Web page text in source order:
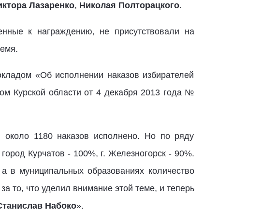
Лазаренко, Николая Полторацкого.
к награждению, не присутствовали на
«Об исполнении наказов избирателей
Курской области от 4 декабря 2013 года №
около 1180 наказов исполнено. Но по ряду
Курчатов - 100%, г. Железногорск - 90%.
в муниципальных образованиях количество
то, что уделил внимание этой теме, и теперь
Набоко».